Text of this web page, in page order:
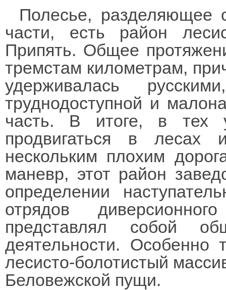
Полесье, разделяющее
части, есть район
Припять. Общее
тремстам километрам,
удерживалась
труднодоступной и
часть. В итоге, в тех
продвигаться в
нескольким плохим
маневр, этот район
определении
отрядов
представлял собой
деятельности. Особенно
лесисто-болотистый
Беловежской пущи.